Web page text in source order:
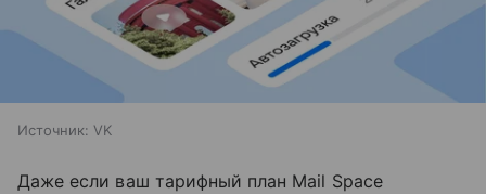
Источник: VK
Даже если ваш тарифный план Mail Space